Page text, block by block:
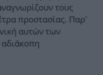
τους
προστασίας. Παρ’
αυτών των